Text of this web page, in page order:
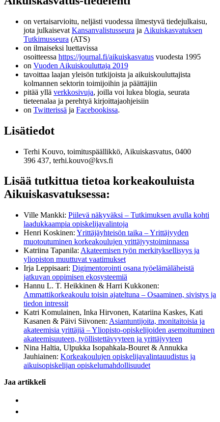
on vertaisarvioitu, neljästi vuodessa ilmestyvä tiedejulkaisu,
jota julkaisevat Kansanvalistusseura ja Aikuiskasvatuksen
Tutkimusseura (ATS)
on ilmaiseksi luettavissa
osoitteessa https://journal.fi/aikuiskasvatus vuodesta 1995
on Vuoden Aikuiskouluttaja 2019
tavoittaa laajan yleisön tutkijoista ja aikuiskouluttajista
kolmannen sektorin toimijoihin ja päättäjiin
pitää yllä verkkosivuja, joilla voi lukea blogia, seurata
tieteenalaa ja perehtyä kirjoittajaohjeisiin
on Twitterissä ja Facebookissa.
Lisätiedot
Terhi Kouvo, toimituspäällikkö, Aikuiskasvatus, 0400
396 437, terhi.kouvo@kvs.fi
Lisää tutkittua tietoa korkeakouluista
Aikuiskasvatuksessa:
Ville Mankki: Piilevä näkyväksi – Tutkimuksen avulla kohti
laadukkaampia opiskelijavalintoja
Henri Koskinen: Yrittäjäyhteisön taika – Yrittäjyyden
muotoutuminen korkeakoulujen yrittäjyystoiminnassa
Katriina Tapanila: Akateemisen työn merkityksellisyys ja
yliopiston muuttuvat vaatimukset
Irja Leppisaari: Digimentorointi osana työelämäläheistä
jatkuvan oppimisen ekosysteemiä
Hannu L. T. Heikkinen & Harri Kukkonen:
Ammattikorkeakoulu toisin ajateltuna – Osaaminen, sivistys ja
tiedon intressit
Katri Komulainen, Inka Hirvonen, Katariina Kaskes, Kati
Kasanen & Päivi Siivonen: Asiantuntijoita, monitaitoisia ja
akateemisia yrittäjiä – Yliopisto-opiskelijoiden asemoituminen
akateemisuuteen, työllistettävyyteen ja yrittäjyyteen
Nina Haltia, Ulpukka Isopahkala-Bouret & Annukka
Jauhiainen: Korkeakoulujen opiskelijavalintauudistus ja
aikuisopiskelijan opiskelumahdollisuudet
Jaa artikkeli